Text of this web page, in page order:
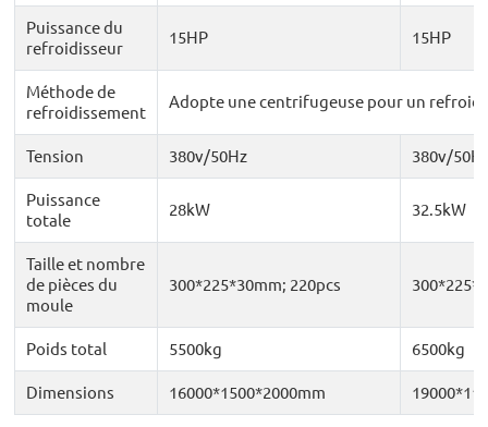
Puissance du
refroidisseur
15HP 15HP
Méthode de
refroidissement
Adopte une centrifugeuse pour un
Tension 380v/50Hz 380v/
Puissance
totale
28kW 32.5kW
Taille et nombre
de pièces du
moule
300*225*30mm; 220pcs
Poids total 5500kg 6500kg
Dimensions 16000*1500*2000mm